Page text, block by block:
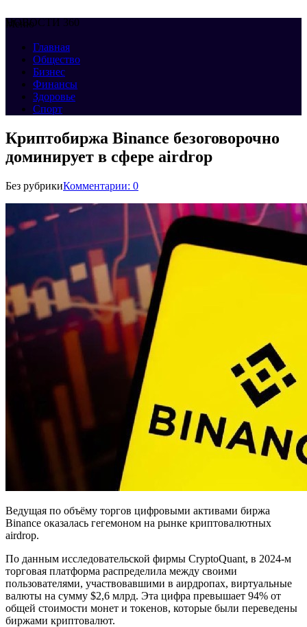
НОВОСТИ 360
Меню
Главная
Общество
Бизнес
Финансы
Здоровье
Спорт
Криптобиржа Binance безоговорочно
доминирует в сфере airdrop
Без рубрикиКомментарии: 0
Ведущая по объёму торгов цифровыми активами биржа
Binance оказалась гегемоном на рынке криптовалютных
airdrop.
По данным исследовательской фирмы CryptoQuant, в 2024-м
торговая платформа распределила между своими
пользователями, участвовавшими в аирдропах, виртуальные
валюты на сумму $2,6 млрд. Эта цифра превышает 94% от
общей стоимости монет и токенов, которые были переведены
биржами криптовалют.